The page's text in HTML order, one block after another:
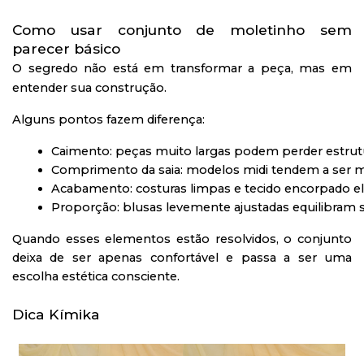
Como usar conjunto de moletinho sem
parecer básico
O segredo não está em transformar a peça, mas em
entender sua construção.
Alguns pontos fazem diferença:
Caimento: peças muito largas podem perder
Comprimento da saia: modelos midi tendem a ser
Acabamento: costuras limpas e tecido encorpado
Proporção: blusas levemente ajustadas equilibram
Quando esses elementos estão resolvidos, o conjunto
deixa de ser apenas confortável e passa a ser uma
escolha estética consciente.
Dica Kímika